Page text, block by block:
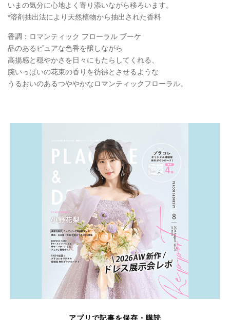
いまの気分に心地よく寄り添いながら移ろいます。
*溶剤抽出法により天然植物から抽出された香料
香調：ロマンティック フローラル ブーケ
品のあるピュアな色香を醸しながら
高揚感と穏やかさを日々にもたらしてくれる、
腕いっぱいの花束の香りを彷彿とさせるような
うるおいのあるつややかなロマンティックフローラル。
アプリで記事を保存・購読